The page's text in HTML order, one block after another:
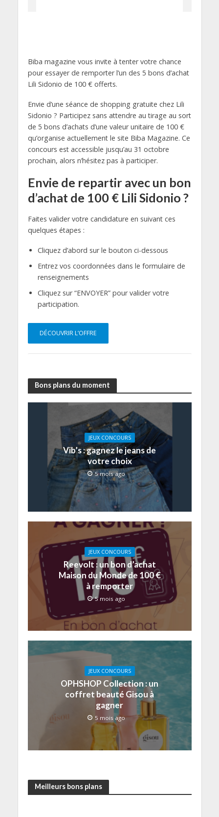
Biba magazine vous invite à tenter votre chance
pour essayer de remporter l’un des 5 bons d’achat
Lili Sidonio de 100 € offerts.
Envie d’une séance de shopping gratuite chez Lili
Sidonio ? Participez sans attendre au tirage au sort
de 5 bons d’achats d’une valeur unitaire de 100 €
qu’organise actuellement le site Biba Magazine. Ce
concours est accessible jusqu’au 31 octobre
prochain, alors n’hésitez pas à participer.
Envie de repartir avec un bon
d’achat de 100 € Lili Sidonio ?
Faites valider votre candidature en suivant ces
quelques étapes :
Cliquez d’abord sur le bouton ci-dessous
Entrez vos coordonnées dans le formulaire de
renseignements
Cliquez sur “ENVOYER” pour valider votre
participation.
DÉCOUVRIR L’OFFRE
Bons plans du moment
JEUX CONCOURS
Vib’s : gagnez le jeans de
votre choix
5 mois ago
JEUX CONCOURS
Reevolt : un bon d’achat
Maison du Monde de 100 €
à remporter
5 mois ago
JEUX CONCOURS
OPHSHOP Collection : un
coffret beauté Gisou à
gagner
5 mois ago
Meilleurs bons plans